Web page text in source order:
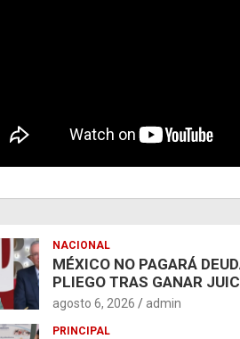
NACIONAL
MÉXICO NO PAGARÁ
PLIEGO TRAS GANAR
agosto 6, 2026 admin
PRINCIPAL